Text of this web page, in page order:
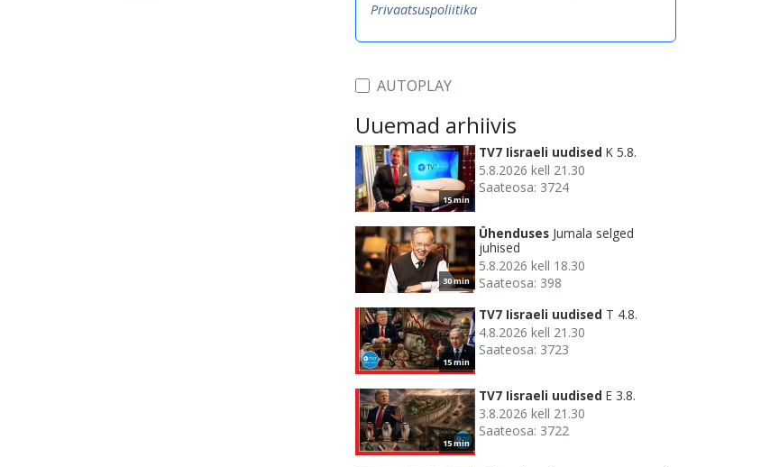
Privaatsuspoliitika
AUTOPLAY
Uuemad arhiivis
15 min
TV7 Iisraeli uudised K 5.8.
5.8.2026 kell 21.30
Saateosa: 3724
30 min
Ühenduses Jumala selged
juhised
5.8.2026 kell 18.30
Saateosa: 398
15 min
TV7 Iisraeli uudised T 4.8.
4.8.2026 kell 21.30
Saateosa: 3723
15 min
TV7 Iisraeli uudised E 3.8.
3.8.2026 kell 21.30
Saateosa: 3722